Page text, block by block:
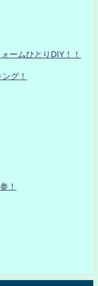
ームひとりDIY！！
グ！
！